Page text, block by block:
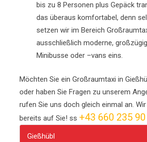
bis zu 8 Personen plus Gepäck
das überaus komfortabel, denn
setzen wir im Bereich
ausschließlich moderne,
Minibusse oder –vans eins.
Möchten Sie ein Großraumtaxi in
oder haben Sie Fragen zu unserem
rufen Sie uns doch gleich einmal an.
bereits auf Sie! ss +43 660 235
Gießhübl